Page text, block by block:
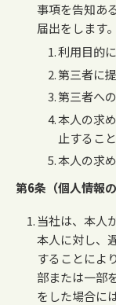
事項を告知あ
届出をします。
利用目的
第三者に
第三者へ
本人の求
止すること
本人の求
第6条（個人情報の
当社は、本人
本人に対し、
することによ
部または一部
をした場合に